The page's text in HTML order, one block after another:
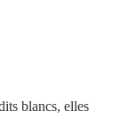
blancs, elles